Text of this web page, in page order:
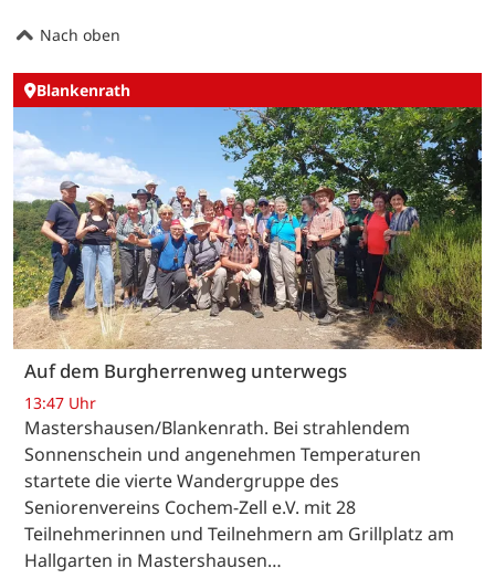
Nach oben
Blankenrath
Auf dem Burgherrenweg unterwegs
13:47 Uhr
Mastershausen/Blankenrath. Bei strahlendem
Sonnenschein und angenehmen Temperaturen
startete die vierte Wandergruppe des
Seniorenvereins Cochem-Zell e.V. mit 28
Teilnehmerinnen und Teilnehmern am Grillplatz am
Hallgarten in Mastershausen…